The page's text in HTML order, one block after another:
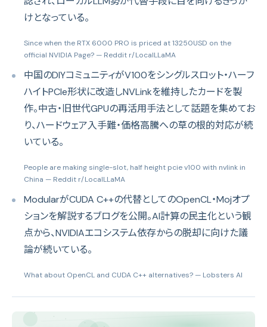
けとなっている。
Since when the RTX 6000 PRO is priced at 13250USD on the
official NVIDIA Page? — Reddit r/LocalLLaMA
中国のDIYコミュニティがV100をシングルスロット・ハーフ
ハイトPCIe形状に改造しNVLinkを維持したカードを製
作。中古・旧世代GPUの再活用手法として話題を集めてお
り、ハードウェア入手難・価格高騰への草の根的対応が続
いている。
People are making single-slot, half height pcie v100 with nvlink in
China — Reddit r/LocalLLaMA
ModularがCUDA C++の代替としてのOpenCL・Mojオプ
ションを解説するブログを公開。AI計算の民主化という観
点から、NVIDIAエコシステム依存からの脱却に向けた議
論が続いている。
What about OpenCL and CUDA C++ alternatives? — Lobsters AI